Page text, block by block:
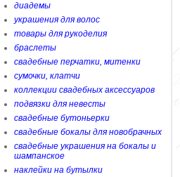
диадемы
украшения для волос
товары для рукоделия
браслеты
свадебные перчатки, митенки
сумочки, клатчи
коллекции свадебных аксессуаров
подвязки для невесты
свадебные бутоньерки
свадебные бокалы для новобрачных
свадебные украшения на бокалы и
шампанское
наклейки на бутылки